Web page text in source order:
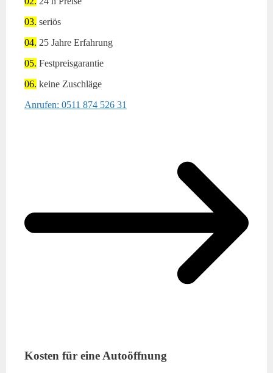
03. seriös
04. 25 Jahre Erfahrung
05. Festpreisgarantie
06. keine Zuschläge
Anrufen: 0511 874 526 31
Kosten für eine Autoöffnung